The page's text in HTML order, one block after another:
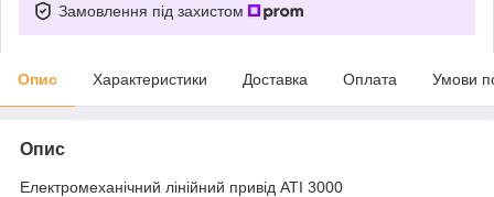
Замовлення під захистом
Опис Характеристики Доставка Оплата Умови
Опис
Електромеханічний лінійний привід ATI 3000